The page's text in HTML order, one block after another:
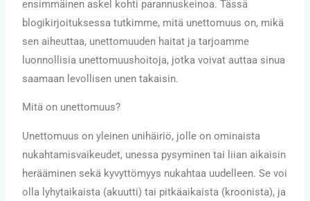
ensimmäinen askel kohti parannuskeinoa. Tässä
blogikirjoituksessa tutkimme, mitä unettomuus on, mikä
sen aiheuttaa, unettomuuden haitat ja tarjoamme
luonnollisia unettomuushoitoja, jotka voivat auttaa sinua
saamaan levollisen unen takaisin.
Mitä on unettomuus?
Unettomuus on yleinen unihäiriö, jolle on ominaista
nukahtamisvaikeudet, unessa pysyminen tai liian aikaisin
herääminen sekä kyvyttömyys nukahtaa uudelleen. Se voi
olla lyhytaikaista (akuutti) tai pitkäaikaista (kroonista), ja